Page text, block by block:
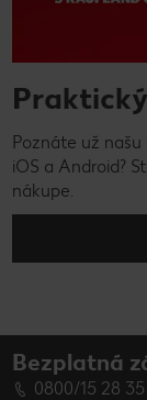
Poznáte už
iOS a Android?
nákupe.
Bezplatná
0800/15 28 35